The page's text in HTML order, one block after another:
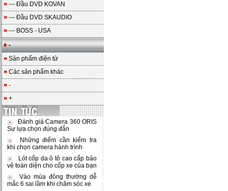
--- Đầu DVD KOVAN
--- Đầu DVD SKAUDIO
--- BOSS - USA
-
Sản phẩm điện tử
Các sản phẩm khác
-
+
Đánh giá Camera 360 ORIS
Sự lựa chọn đúng đắn
Những điểm cần kiểm tra
khi chọn camera hành trình
Lót cốp da ô tô cao cấp bảo
vệ toàn diện cho cốp xe của bạn
Vào mùa đông thường dễ
mắc 6 sai lầm khi chăm sóc xe